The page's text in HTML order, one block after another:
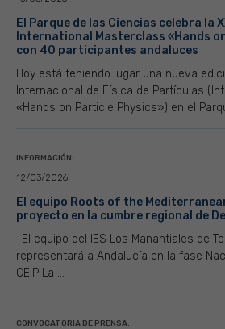
El Parque de las Ciencias celebra la
International Masterclass «Hands
con 40 participantes andaluces
Hoy está teniendo lugar una nueva
Internacional de Física de Partículas
«Hands on Particle Physics») en el
INFORMACIÓN:
12/03/2026
El equipo Roots of the
proyecto en la cumbre regional de
-El equipo del IES Los Manantiales de
representará a Andalucía en la fase
CEIP La ...
CONVOCATORIA DE PRENSA: